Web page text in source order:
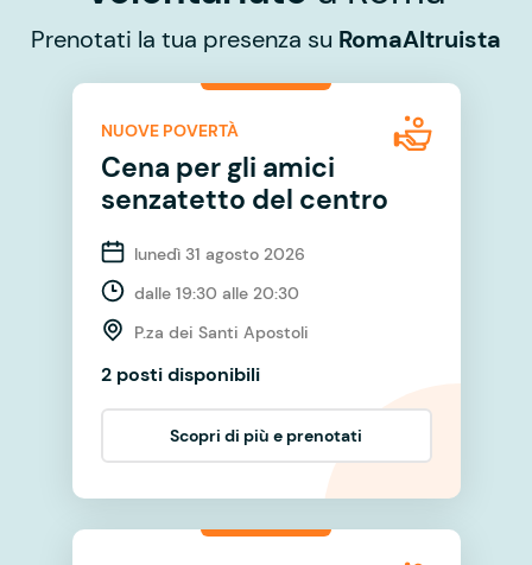
Prenotati la tua presenza su RomaAltruista
NUOVE POVERTÀ
Cena per gli amici
senzatetto del centro
lunedì 31 agosto 2026
dalle 19:30 alle 20:30
P.za dei Santi Apostoli
2 posti disponibili
Scopri di più e prenotati